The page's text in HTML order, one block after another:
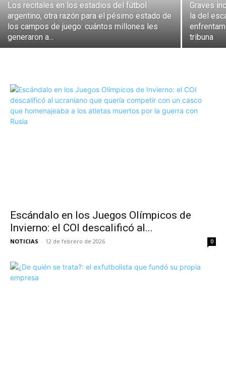
Los recitales en los estadios del fútbol
argentino, otra razón para el pésimo estado de
los campos de juego: cuántos millones les
generaron a...
Graves
la del
tribuna
Escándalo en los Juegos Olímpicos de
Invierno: el COI descalificó al...
NOTICIAS - 12 de febrero de 2026 0